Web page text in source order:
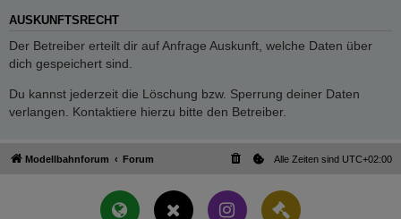
AUSKUNFTSRECHT
Der Betreiber erteilt dir auf Anfrage Auskunft, welche Daten über
dich gespeichert sind.
Du kannst jederzeit die Löschung bzw. Sperrung deiner Daten
verlangen. Kontaktiere hierzu bitte den Betreiber.
Modellbahnforum Forum Alle Zeiten sind UTC+02:00